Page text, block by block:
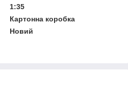
1:35
Картонна коробка
Новий